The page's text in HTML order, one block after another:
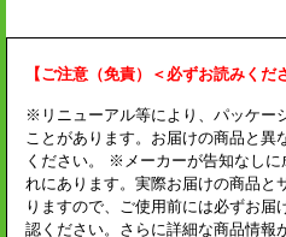
【ご注意（免責）＜必ずお読みくだ
※リニューアル等により、パッケー
ことがあります。お届けの商品と異
ください。 ※メーカーが告知なしに
れにあります。実際お届けの商品と
りますので、ご使用前には必ずお届
認ください。さらに詳細な商品情報